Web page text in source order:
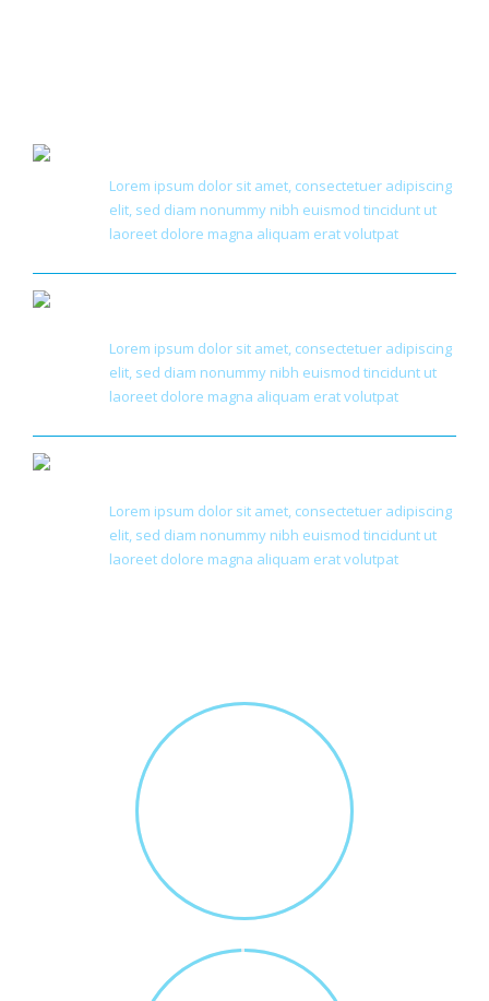
Lorem ipsum dolor sit amet, consectetuer adipiscing
elit, sed diam nonummy nibh euismod tincidunt ut
laoreet dolore magna aliquam erat volutpat
Lorem ipsum dolor sit amet, consectetuer adipiscing
elit, sed diam nonummy nibh euismod tincidunt ut
laoreet dolore magna aliquam erat volutpat
Lorem ipsum dolor sit amet, consectetuer adipiscing
elit, sed diam nonummy nibh euismod tincidunt ut
laoreet dolore magna aliquam erat volutpat